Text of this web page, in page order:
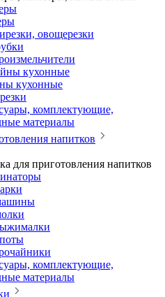
овощерезки
кухонные
кухонные
комплектующие,
материалы
напитков
для приготовления напитков
комплектующие,
материалы